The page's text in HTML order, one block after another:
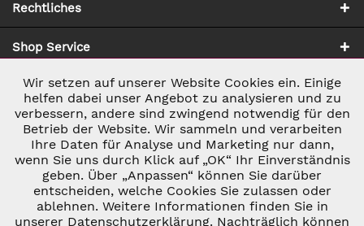
Rechtliches
Shop Service
Zahlung & Versand
* ALLE PREISE INKL. GESETZL. UMSATZSTEUER ZZGL.
VERSANDKOSTEN
UND GGF. NACHNAHMEGEBÜHREN, WENN NICHT
Notwendig Aktiv
Marketing Inaktiv
Tracking Inaktiv
Wir setzen auf unserer Website Cookies ein. Einige
helfen dabei unser Angebot zu analysieren und zu
verbessern, andere sind zwingend notwendig für den
Betrieb der Website. Wir sammeln und verarbeiten
Ihre Daten für Analyse und Marketing nur dann,
wenn Sie uns durch Klick auf „OK“ Ihr Einverständnis
geben. Über „Anpassen“ können Sie darüber
entscheiden, welche Cookies Sie zulassen oder
ablehnen. Weitere Informationen finden Sie in
unserer Datenschutzerklärung. Nachträglich können